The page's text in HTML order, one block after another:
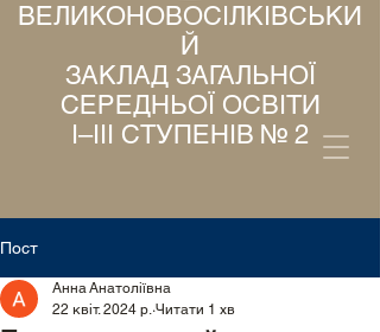
ВЕЛИКОНОВОСІЛКІВСЬКИ
Й
ЗАКЛАД ЗАГАЛЬНОЇ
СЕРЕДНЬОЇ ОСВІТИ
І–ІІІ СТУПЕНІВ № 2
Пост
Анна Анатоліївна
22 квіт. 2024 р. Читати 1 хв